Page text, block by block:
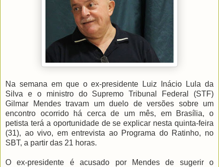
Na semana em que o ex-presidente Luiz Inácio Lula da
Silva e o ministro do Supremo Tribunal Federal (STF)
Gilmar Mendes travam um duelo de versões sobre um
encontro ocorrido há cerca de um mês, em Brasília, o
petista terá a oportunidade de se explicar nesta quinta-feira
(31), ao vivo, em entrevista ao Programa do Ratinho, no
SBT, a partir das 21 horas.
O ex-presidente é acusado por Mendes de sugerir o